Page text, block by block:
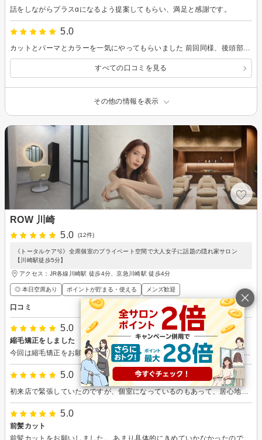
話をしながらプラスαになるよう提案してもらい、満足と感謝です。
5.0
カットとパーマとカラーを一気にやってもらいました 前回同様、後頭部とハチの部分の髪の悩みに的確に対処してくれて満足の仕上がりでした。 次回もよろしくお願いします！
すべての口コミを見る
その他の情報を表示
ROW 川崎
5.0
(12件)
《トータルケア🫧》全席個室のプライベート空間で大人女子に話題の隠れ家サロン
【川崎駅徒歩5分】
アクセス：JR各線川崎駅 徒歩4分、京急川崎駅 徒歩4分
◎ 本日空席あり ポイントが貯まる・使える メンズ歓迎
口コミ
5.0
縮毛矯正をしました
今回は縮毛矯正をお願いしました。 不安な点も事前に相談できたので安心しておまかせできました。
5.0
初来店で緊張していたのですが、個室になっているのもあって、居心地良く過ごすことができました。 カットカラーもとても丁寧に施術していただき、仕上がりも大変満足しています！ありがとうございました。また伺うので、よろしくお願いします。
5.0
前髪カット